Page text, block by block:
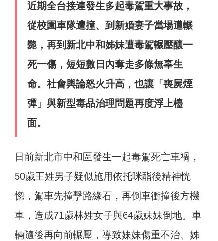
近期全台接連發生多起毒駕重大事故，
從校園車隊遭撞、到新婚妻子當場遭輾
斃，再到新北中和姊妹遭毒駕輾壓釀一
死一傷，短短數日內奪走多條無辜生
命。社會輿論怒火升高，也讓「喪屍煙
彈」與新型毒品治理問題再度浮上檯
面。
日前新北市中和區發生一起毒駕死亡車禍，
50歲王姓男子疑似施用依托咪酯後精神恍
惚，駕車先撞擊路緣石，再倒車衝撞後方機
車，造成71歲林姓女子與64歲妹妹倒地。車
輛隨後再向前輾壓，導致妹妹傷重不治、姊